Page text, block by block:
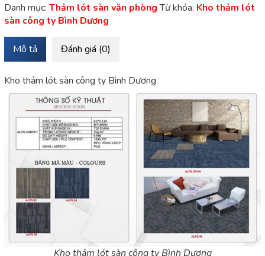
Danh mục: Thảm lót sàn văn phòng Từ khóa: Kho thảm lót
sàn công ty Bình Dương
Mô tả Đánh giá (0)
Kho thảm lót sàn công ty Bình Dương
Kho thảm lót sàn công ty Bình Dương